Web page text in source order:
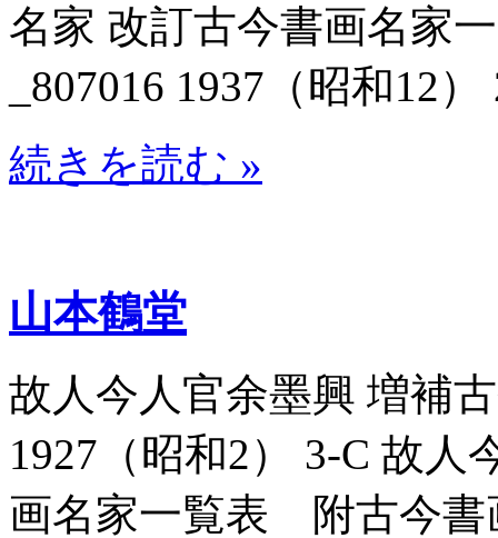
名家 改訂古今書画名家
_807016 1937（昭和12）
続きを読む »
山本鶴堂
故人今人官余墨興 増補
1927（昭和2） 3-C 故人
画名家一覧表 附古今書